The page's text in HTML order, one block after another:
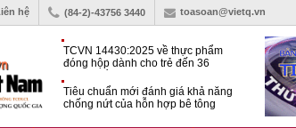
hệ (84-2)-43756 3440 toasoan@vietq.vn
TCVN 14430:2025 về thực phẩm
đóng hộp dành cho trẻ đến 36
Tiêu chuẩn mới đánh giá khả năng
chống nứt của hỗn hợp bê tông